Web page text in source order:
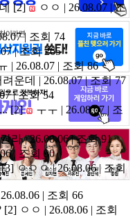
[2]
ㅇㅇ | 26.08.07 | 조
| 조회 74
| 조회 265
| 26.08.07 | 조회 86
려운데 | 26.08.07 | 조회 77
| 조회 54
[2]
ㅜㅜ | 26.08.07 | 조
라 | 26.08.06 | 조회 91
| 조회 90
[3] ㅇㅇㅇ | 26.08.06 | 조회
| 조회 66
[2] ㅇㅇ | 26.08.06 | 조회